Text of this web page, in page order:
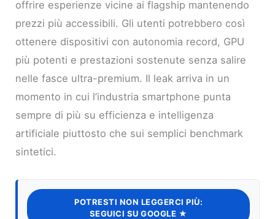
offrire esperienze vicine ai flagship mantenendo
prezzi più accessibili. Gli utenti potrebbero così
ottenere dispositivi con autonomia record, GPU
più potenti e prestazioni sostenute senza salire
nelle fasce ultra-premium. Il leak arriva in un
momento in cui l’industria smartphone punta
sempre di più su efficienza e intelligenza
artificiale piuttosto che sui semplici benchmark
sintetici.
POTRESTI NON LEGGERCI PIÙ:
SEGUICI SU GOOGLE ★